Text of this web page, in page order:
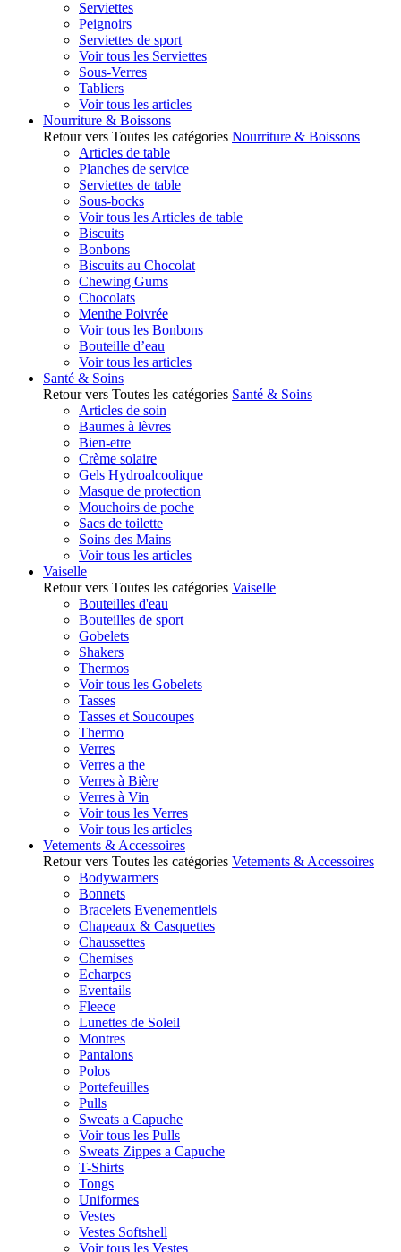
Serviettes
Peignoirs
Serviettes de sport
Voir tous les Serviettes
Sous-Verres
Tabliers
Voir tous les articles
Nourriture & Boissons
Retour vers Toutes les catégories Nourriture & Boissons
Articles de table
Planches de service
Serviettes de table
Sous-bocks
Voir tous les Articles de table
Biscuits
Bonbons
Biscuits au Chocolat
Chewing Gums
Chocolats
Menthe Poivrée
Voir tous les Bonbons
Bouteille d’eau
Voir tous les articles
Santé & Soins
Retour vers Toutes les catégories Santé & Soins
Articles de soin
Baumes à lèvres
Bien-etre
Crème solaire
Gels Hydroalcoolique
Masque de protection
Mouchoirs de poche
Sacs de toilette
Soins des Mains
Voir tous les articles
Vaiselle
Retour vers Toutes les catégories Vaiselle
Bouteilles d'eau
Bouteilles de sport
Gobelets
Shakers
Thermos
Voir tous les Gobelets
Tasses
Tasses et Soucoupes
Thermo
Verres
Verres a the
Verres à Bière
Verres à Vin
Voir tous les Verres
Voir tous les articles
Vetements & Accessoires
Retour vers Toutes les catégories Vetements & Accessoires
Bodywarmers
Bonnets
Bracelets Evenementiels
Chapeaux & Casquettes
Chaussettes
Chemises
Echarpes
Eventails
Fleece
Lunettes de Soleil
Montres
Pantalons
Polos
Portefeuilles
Pulls
Sweats a Capuche
Voir tous les Pulls
Sweats Zippes a Capuche
T-Shirts
Tongs
Uniformes
Vestes
Vestes Softshell
Voir tous les Vestes